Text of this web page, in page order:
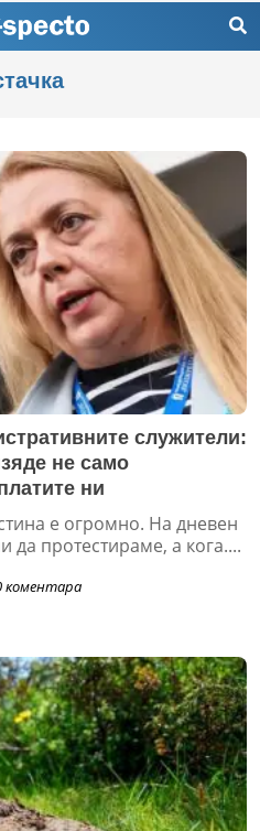
служители:
не само
ни
е огромно. На дневен
да протестираме, а кога....
коментара